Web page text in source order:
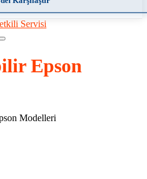
Epson
Modelleri